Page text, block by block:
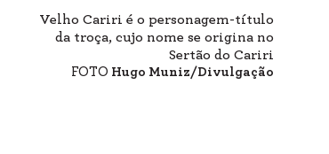
Velho Cariri é o personagem-título
da troça, cujo nome se origina no
Sertão do Cariri
FOTO Hugo Muniz/Divulgação